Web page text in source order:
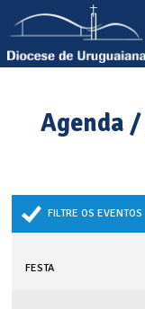
Agenda
FILTRE OS EVENTOS
FESTA